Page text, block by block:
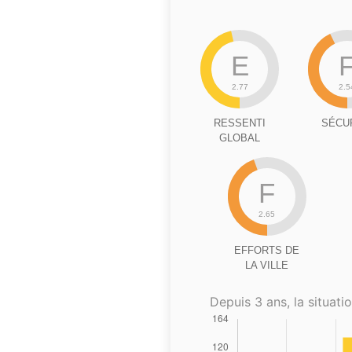
E
2.77
RESSENTI
GLOBAL
F
2.65
EFFORTS DE
LA VILLE
Depuis 3 ans, la